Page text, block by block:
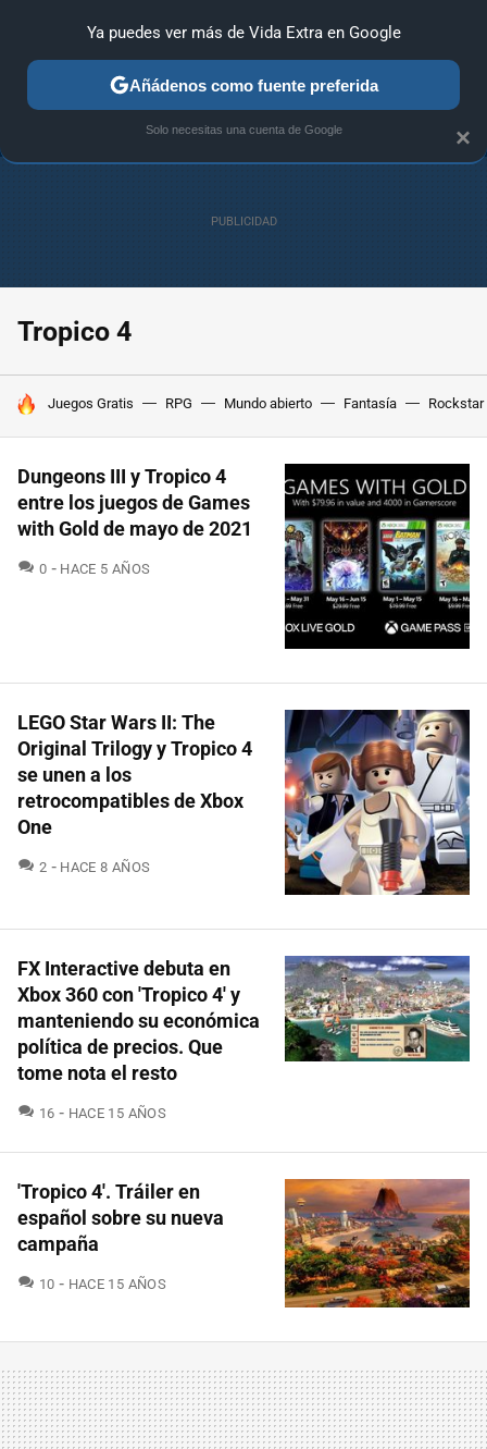
ANÁLISIS GUÍAS Y TRUCOS PC SONY NINTENDO
Tropico 4
HOY SE HABLA DE
Juegos Gratis RPG Mundo abierto Fantasía Rockstar
Dungeons III y Tropico 4
entre los juegos de Games
with Gold de mayo de 2021
0 COMENTARIOS
HACE 5 AÑOS
LEGO Star Wars II: The
Original Trilogy y Tropico 4
se unen a los
retrocompatibles de Xbox
One
2 COMENTARIOS
HACE 8 AÑOS
FX Interactive debuta en
Xbox 360 con 'Tropico 4' y
manteniendo su económica
política de precios. Que
tome nota el resto
16 COMENTARIOS
HACE 15 AÑOS
'Tropico 4'. Tráiler en
español sobre su nueva
campaña
10 COMENTARIOS
HACE 15 AÑOS
×
Ya puedes ver más de Vida Extra en Google
Añádenos como fuente preferida
Solo necesitas una cuenta de Google